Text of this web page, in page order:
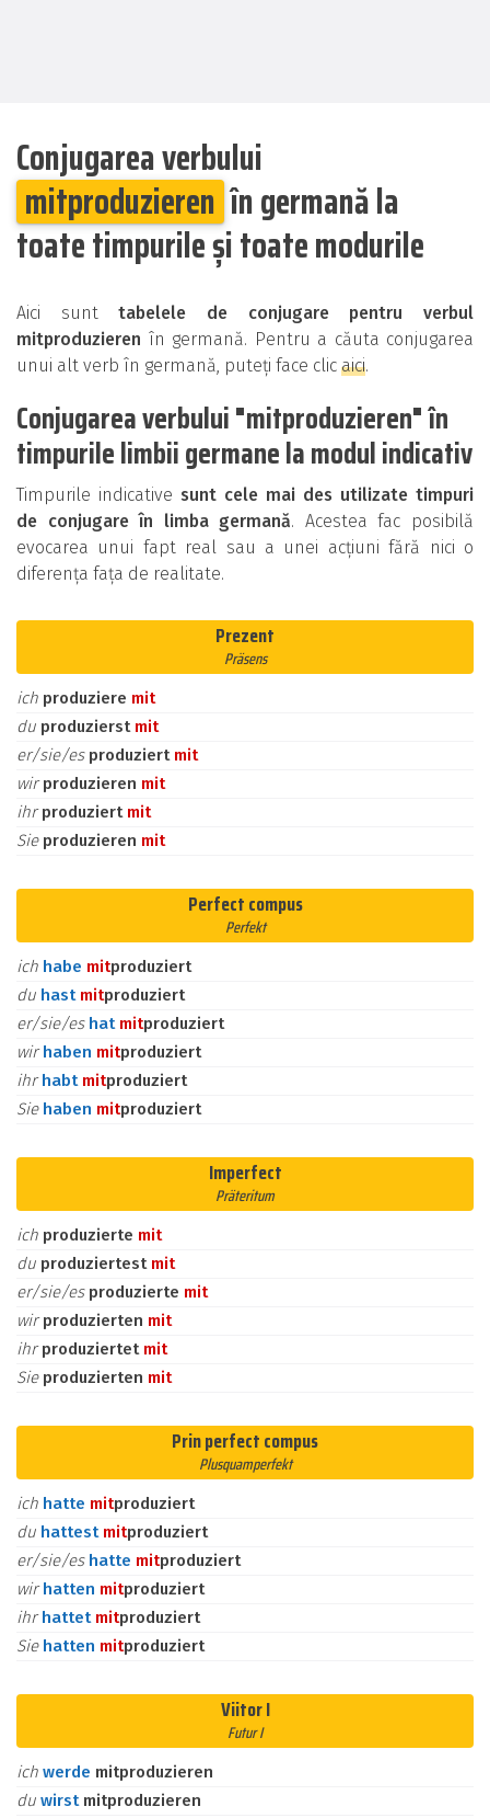
Conjugarea verbului
mitproduzieren în germană la
toate timpurile și toate modurile
Aici sunttabelele de conjugare pentru verbul
mitproduzieren în germană. Pentru a căuta conjugarea
unui alt verb în germană, puteți face clic aici.
Conjugarea verbului "mitproduzieren" în
timpurile limbii germane la modul indicativ
Timpurile indicative sunt cele mai des utilizate timpuri
de conjugare în limba germană. Acestea fac posibilă
evocarea unui fapt real sau a unei acțiuni fără nici o
diferența fața de realitate.
Prezent
Präsens
ich produziere mit
du produzierst mit
er/sie/es produziert mit
wirproduzieren mit
ihrproduziert mit
Sie produzieren mit
Perfect compus
Perfekt
ich habe mitproduziert
du hast mitproduziert
er/sie/es hat mitproduziert
wirhaben mitproduziert
ihrhabt mitproduziert
Sie haben mitproduziert
Imperfect
Präteritum
ich produzierte mit
du produziertest mit
er/sie/es produzierte mit
wirproduzierten mit
ihrproduziertet mit
Sie produzierten mit
Prin perfect compus
Plusquamperfekt
ich hatte mitproduziert
du hattest mitproduziert
er/sie/es hatte mitproduziert
wirhatten mitproduziert
ihrhattet mitproduziert
Sie hatten mitproduziert
Viitor I
Futur I
ich werde mitproduzieren
du wirst mitproduzieren